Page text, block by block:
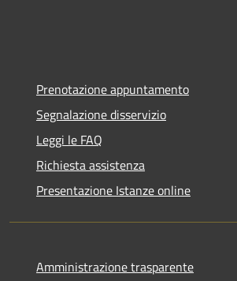
Prenotazione appuntamento
Segnalazione disservizio
Leggi le FAQ
Richiesta assistenza
Presentazione Istanze online
Amministrazione trasparente